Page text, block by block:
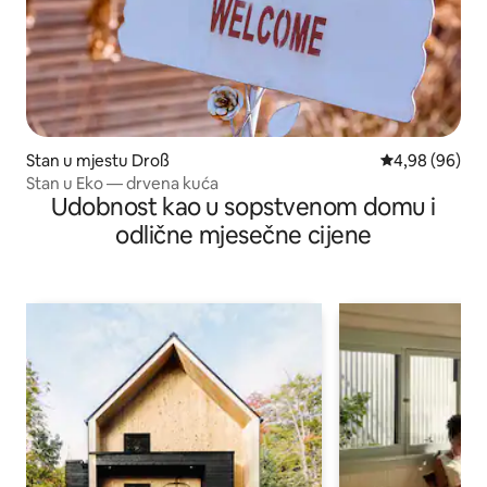
Stan u mjestu Droß prosječna
4,98 (96)
Stan u Eko — drvena kuća
Udobnost kao u sopstvenom domu i
odlične mjesečne cijene